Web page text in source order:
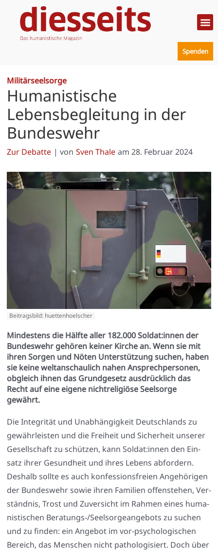
Inhalt
springen
Spenden
Militärseelsorge
Humanistische
Lebensbegleitung in der
Bundeswehr
Zur Debatte | von Sven Thale am 28. Februar 2024
Beitragsbild: huettenhoelscher
Mindestens die Hälfte aller 182.000 Soldat:innen der
Bundeswehr gehören keiner Kirche an. Wenn sie mit
ihren Sorgen und Nöten Unterstützung suchen, haben
sie keine weltanschaulich nahen Ansprechpersonen,
obgleich ihnen das Grundgesetz ausdrücklich das
Recht auf eine eigene nichtreligiöse Seelsorge
gewährt.
Die Inte­gri­tät und Unab­hän­gig­keit Deutsch­lands zu
gewähr­leis­ten und die Frei­heit und Sicher­heit unse­rer
Gesell­schaft zu schüt­zen, kann Soldat:innen den Ein­
satz ihrer Gesund­heit und ihres Lebens abfor­dern.
Des­halb soll­te es auch kon­fes­si­ons­frei­en Ange­hö­ri­gen
der Bun­des­wehr sowie ihren Fami­li­en offen­ste­hen, Ver­
ständ­nis, Trost und Zuver­sicht im Rah­men eines huma­
nis­ti­schen Bera­tungs-/Seel­sor­ge­an­ge­bots zu suchen
und zu fin­den: ein Ange­bot im vor-psy­cho­lo­gi­schen
Bereich, das Men­schen nicht patho­lo­gi­siert. Doch über